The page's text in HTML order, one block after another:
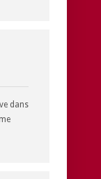
dans